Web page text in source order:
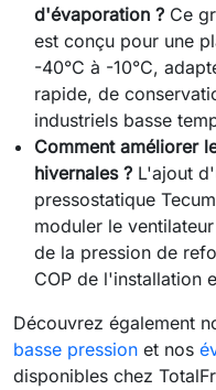
d'évaporation ? Ce
est conçu pour une
-40°C à -10°C,
rapide, de
industriels basse
Comment améliorer
hivernales ? L'ajout
pressostatique
moduler le
de la pression de
COP de l'installation
Découvrez également
basse pression et nos
disponibles chez